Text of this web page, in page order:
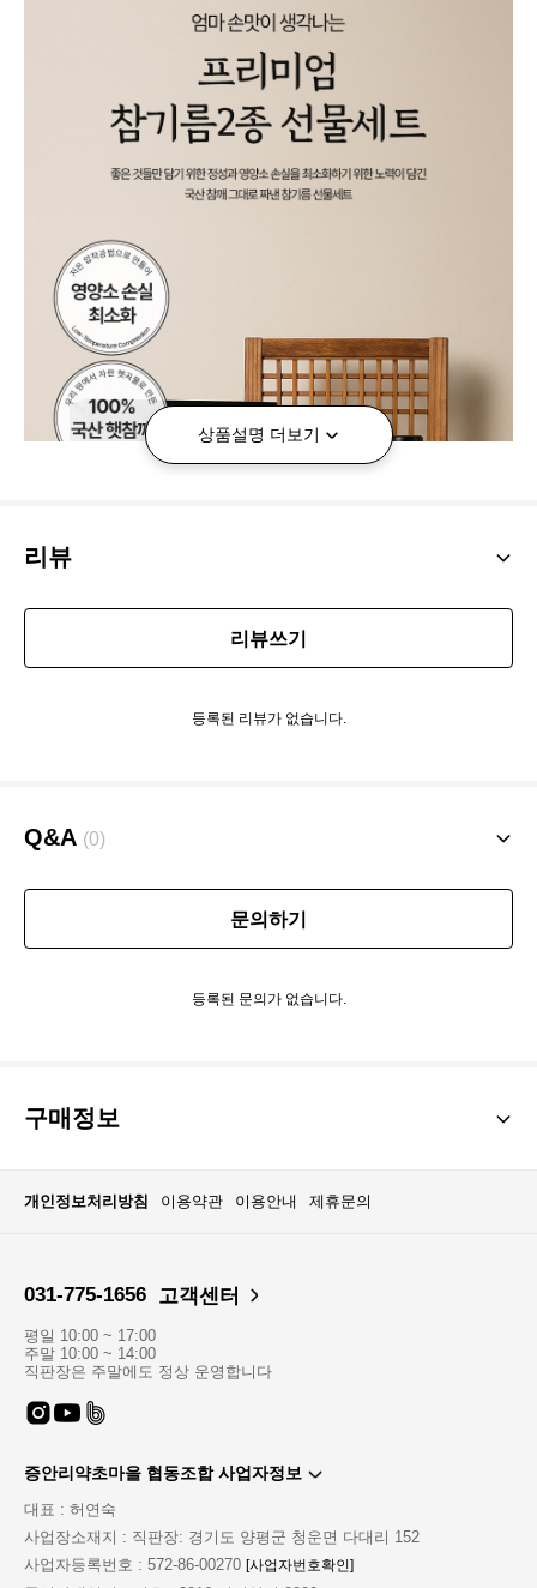
상품설명 더보기
리뷰
리뷰쓰기
등록된 리뷰가 없습니다.
Q&A (0)
문의하기
등록된 문의가 없습니다.
구매정보
개인정보처리방침 이용약관 이용안내 제휴문의
031-775-1656 고객센터
평일 10:00 ~ 17:00
주말 10:00 ~ 14:00
직판장은 주말에도 정상 운영합니다
증안리약초마을 협동조합 사업자정보
대표 : 허연숙
사업장소재지 : 직판장: 경기도 양평군 청운면 다대리 152
사업자등록번호 : 572-86-00270 [사업자번호확인]